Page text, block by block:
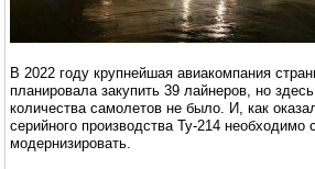
В 2022 году крупнейшая авиакомпания
планировала закупить 39 лайнеров, но
количества самолетов не было. И, как
серийного производства Ту-214 необходимо
модернизировать.